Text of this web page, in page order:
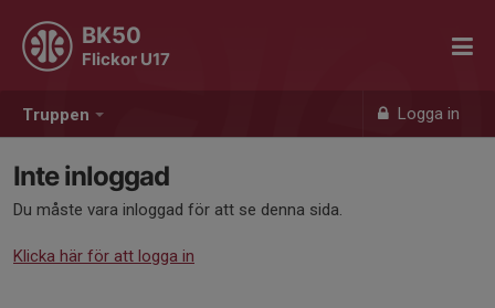
Truppen Logga in
BK50
Flickor U17
Inte inloggad
Du måste vara inloggad för att se denna sida.
Klicka här för att logga in